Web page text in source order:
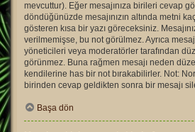
mevcuttur). Eğer mesajınıza birileri cevap
döndüğünüzde mesajınızın altında metni
gösteren kısa bir yazı göreceksiniz.
verilmemişse, bu not görülmez. Ayrıca
yöneticileri veya moderatörler tarafından
görünmez. Buna rağmen mesajı neden
kendilerine has bir not bırakabilirler. Not:
birinden cevap geldikten sonra bir mesajı
Başa dön